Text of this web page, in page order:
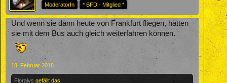
ModeratorIn
* BFD - Mitglied *
Und wenn sie dann heute von Frankfurt fliegen, hätten
sie mit dem Bus auch gleich weiterfahren können.
18. Februar 2018
Floralys gefällt das.